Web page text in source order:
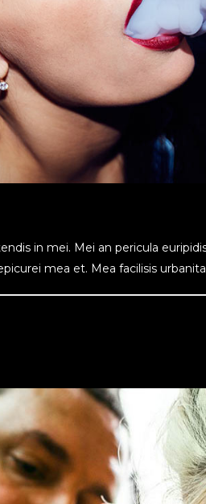
in mei. Mei an pericula
mea et. Mea facilisis